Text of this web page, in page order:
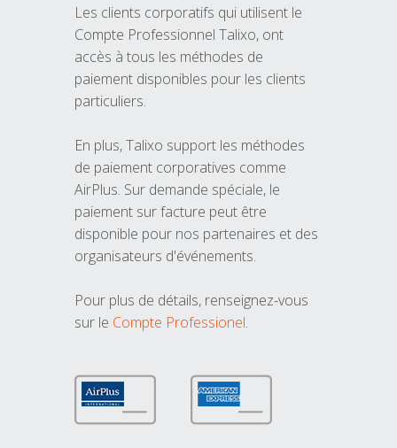
Les clients corporatifs qui utilisent le
Compte Professionnel Talixo, ont
accès à tous les méthodes de
paiement disponibles pour les clients
particuliers.
En plus, Talixo support les méthodes
de paiement corporatives comme
AirPlus. Sur demande spéciale, le
paiement sur facture peut être
disponible pour nos partenaires et des
organisateurs d'événements.
Pour plus de détails, renseignez-vous
sur le Compte Professionel.